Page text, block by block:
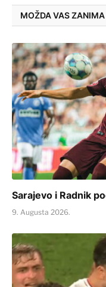
MOŽDA VAS ZANIMA
Sarajevo i Radnik
9. Augusta 2026.